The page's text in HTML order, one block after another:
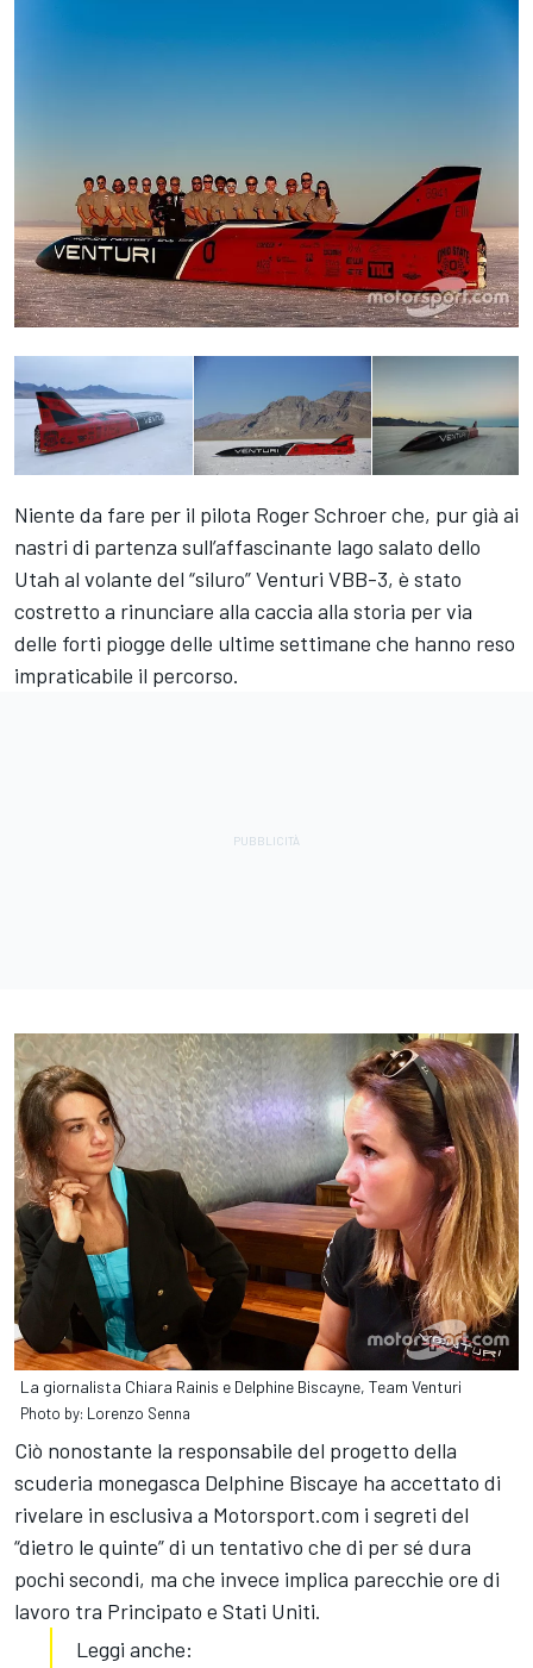
Niente da fare per il pilota Roger Schroer che, pur già ai
nastri di partenza sull’affascinante lago salato dello
Utah al volante del “siluro” Venturi VBB-3, è stato
costretto a rinunciare alla caccia alla storia per via
delle forti piogge delle ultime settimane che hanno reso
impraticabile il percorso.
La giornalista Chiara Rainis e Delphine Biscayne, Team Venturi
Photo by: Lorenzo Senna
Ciò nonostante la responsabile del progetto della
scuderia monegasca Delphine Biscaye ha accettato di
rivelare in esclusiva a Motorsport.com i segreti del
“dietro le quinte” di un tentativo che di per sé dura
pochi secondi, ma che invece implica parecchie ore di
lavoro tra Principato e Stati Uniti.
Leggi anche: